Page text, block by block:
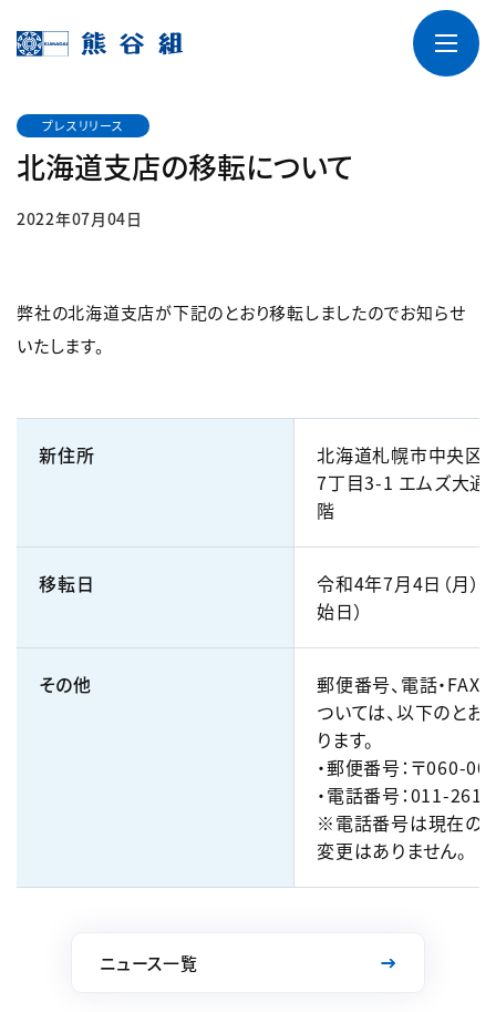
プレスリリース
北海道支店の移転について
2022年07月04日
弊社の北海道支店が下記のとおり移転しましたのでお知らせ
いたします。
新住所
北海道札幌市中央区
7丁目3-1 エムズ大通
階
移転日
令和4年7月4日（月）
始日）
その他
郵便番号、電話・FAX
ついては、以下のとお
ります。
・郵便番号：〒060-
・電話番号：011-
※電話番号は現在の
変更はありません。
ニュース一覧